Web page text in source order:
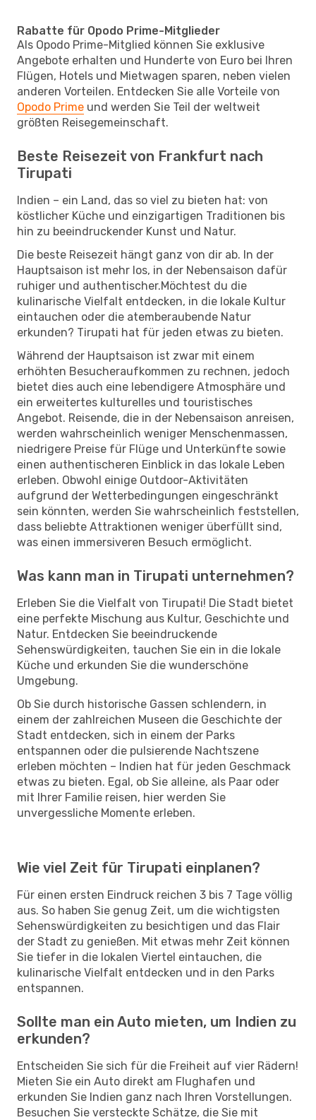
Rabatte für Opodo Prime-Mitglieder
Als Opodo Prime-Mitglied können Sie exklusive
Angebote erhalten und Hunderte von Euro bei Ihren
Flügen, Hotels und Mietwagen sparen, neben vielen
anderen Vorteilen. Entdecken Sie alle Vorteile von
Opodo Prime und werden Sie Teil der weltweit
größten Reisegemeinschaft.
Beste Reisezeit von Frankfurt nach
Tirupati
Indien – ein Land, das so viel zu bieten hat: von
köstlicher Küche und einzigartigen Traditionen bis
hin zu beeindruckender Kunst und Natur.
Die beste Reisezeit hängt ganz von dir ab. In der
Hauptsaison ist mehr los, in der Nebensaison dafür
ruhiger und authentischer.Möchtest du die
kulinarische Vielfalt entdecken, in die lokale Kultur
eintauchen oder die atemberaubende Natur
erkunden? Tirupati hat für jeden etwas zu bieten.
Während der Hauptsaison ist zwar mit einem
erhöhten Besucheraufkommen zu rechnen, jedoch
bietet dies auch eine lebendigere Atmosphäre und
ein erweitertes kulturelles und touristisches
Angebot. Reisende, die in der Nebensaison anreisen,
werden wahrscheinlich weniger Menschenmassen,
niedrigere Preise für Flüge und Unterkünfte sowie
einen authentischeren Einblick in das lokale Leben
erleben. Obwohl einige Outdoor-Aktivitäten
aufgrund der Wetterbedingungen eingeschränkt
sein könnten, werden Sie wahrscheinlich feststellen,
dass beliebte Attraktionen weniger überfüllt sind,
was einen immersiveren Besuch ermöglicht.
Was kann man in Tirupati unternehmen?
Erleben Sie die Vielfalt von Tirupati! Die Stadt bietet
eine perfekte Mischung aus Kultur, Geschichte und
Natur. Entdecken Sie beeindruckende
Sehenswürdigkeiten, tauchen Sie ein in die lokale
Küche und erkunden Sie die wunderschöne
Umgebung.
Ob Sie durch historische Gassen schlendern, in
einem der zahlreichen Museen die Geschichte der
Stadt entdecken, sich in einem der Parks
entspannen oder die pulsierende Nachtszene
erleben möchten – Indien hat für jeden Geschmack
etwas zu bieten. Egal, ob Sie alleine, als Paar oder
mit Ihrer Familie reisen, hier werden Sie
unvergessliche Momente erleben.
Wie viel Zeit für Tirupati einplanen?
Für einen ersten Eindruck reichen 3 bis 7 Tage völlig
aus. So haben Sie genug Zeit, um die wichtigsten
Sehenswürdigkeiten zu besichtigen und das Flair
der Stadt zu genießen. Mit etwas mehr Zeit können
Sie tiefer in die lokalen Viertel eintauchen, die
kulinarische Vielfalt entdecken und in den Parks
entspannen.
Sollte man ein Auto mieten, um Indien zu
erkunden?
Entscheiden Sie sich für die Freiheit auf vier Rädern!
Mieten Sie ein Auto direkt am Flughafen und
erkunden Sie Indien ganz nach Ihren Vorstellungen.
Besuchen Sie versteckte Schätze, die Sie mit